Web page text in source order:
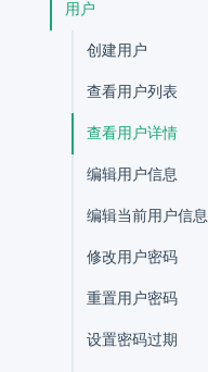
用户
创建用户
查看用户列表
查看用户详情
编辑用户信息
编辑当前用户信息
修改用户密码
重置用户密码
设置密码过期